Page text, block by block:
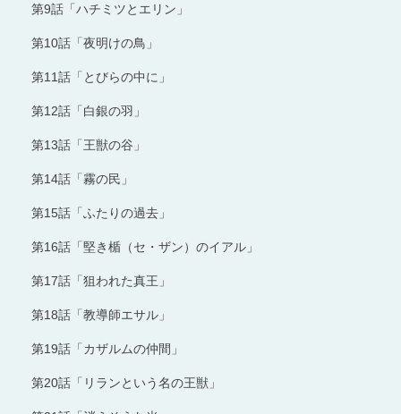
第9話「ハチミツとエリン」
第10話「夜明けの鳥」
第11話「とびらの中に」
第12話「白銀の羽」
第13話「王獣の谷」
第14話「霧の民」
第15話「ふたりの過去」
第16話「堅き楯（セ・ザン）のイアル」
第17話「狙われた真王」
第18話「教導師エサル」
第19話「カザルムの仲間」
第20話「リランという名の王獣」